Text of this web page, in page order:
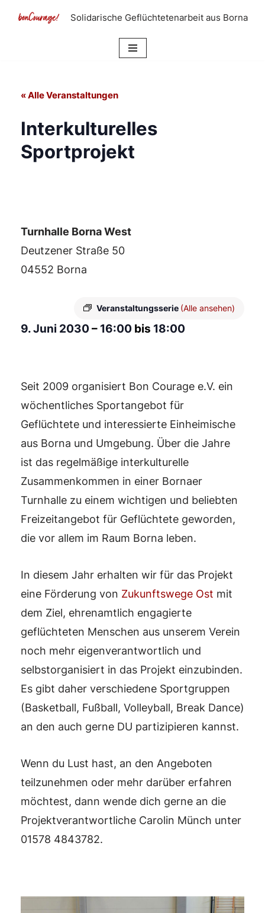
Solidarische Geflüchtetenarbeit aus Borna
« Alle Veranstaltungen
Interkulturelles
Sportprojekt
Turnhalle Borna West
Deutzener Straße 50
04552 Borna
Veranstaltungsserie (Alle ansehen)
9. Juni 2030 – 16:00 bis 18:00
Seit 2009 organisiert Bon Courage e.V. ein
wöchentliches Sportangebot für
Geflüchtete und interessierte Einheimische
aus Borna und Umgebung. Über die Jahre
ist das regelmäßige interkulturelle
Zusammenkommen in einer Bornaer
Turnhalle zu einem wichtigen und beliebten
Freizeitangebot für Geflüchtete geworden,
die vor allem im Raum Borna leben.
In diesem Jahr erhalten wir für das Projekt
eine Förderung von Zukunftswege Ost mit
dem Ziel, ehrenamtlich engagierte
geflüchteten Menschen aus unserem Verein
noch mehr eigenverantwortlich und
selbstorganisiert in das Projekt einzubinden.
Es gibt daher verschiedene Sportgruppen
(Basketball, Fußball, Volleyball, Break Dance)
an den auch gerne DU partizipieren kannst.
Wenn du Lust hast, an den Angeboten
teilzunehmen oder mehr darüber erfahren
möchtest, dann wende dich gerne an die
Projektverantwortliche Carolin Münch unter
01578 4843782.